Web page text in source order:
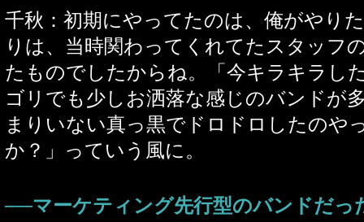
千秋：初期にやってたのは、俺がやり
りは、当時関わってくれてたスタッフ
たものでしたからね。「今キラキラし
ゴリでも少しお洒落な感じのバンドが
まりいない真っ黒でドロドロしたのや
か？」っていう風に。
──マーケティング先行型のバンドだっ